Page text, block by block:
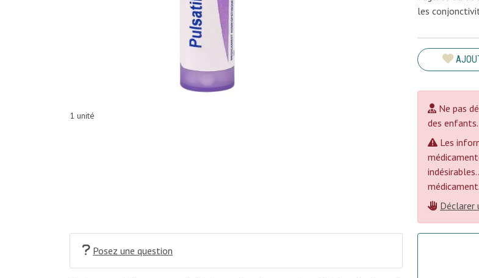
1 unité
les
Ne pas
des enfants.
Les
médicament.
Déclarer
Posez une question